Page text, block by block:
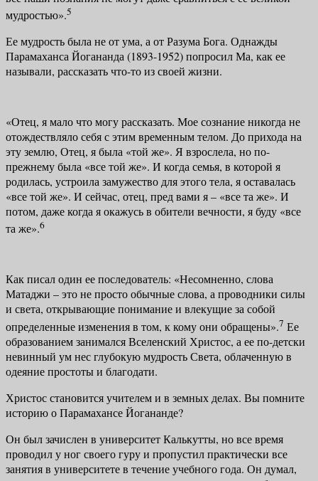
мудростью».5
Ее мудрость была не от ума, а от Разума Бога. Однажды
Парамаханса Йогананда (1893-1952) попросил Ма, как ее
называли, рассказать что-то из своей жизни.
«Отец, я мало что могу рассказать. Мое сознание никогда не
отождествляло себя с этим временным телом. До прихода на
эту землю, Отец, я была «той же». Я взрослела, но по-
прежнему была «все той же». И когда семья, в которой я
родилась, устроила за­мужество для этого тела, я оставалась
«все той же». И сейчас, отец, пред вами я – «все та же». И
потом, даже когда я окажусь в обители вечности, я буду «все
та же».6
Как писал один ее последователь: «Несомненно, слова
Матаджи – это не просто обычные слова, а проводники силы
и света, открывающие пони­мание и влекущие за собой
определенные изменения в том, к кому они об­ращены».7 Ее
образованием занимался Вселенский Христос, а ее по-детски
невинный ум нес глубокую мудрость Света, облаченную в
одеяние просто­ты и благодати.
Христос становится учителем и в земных делах. Вы помните
историю о Парамахансе Йогананде?
Он был зачислен в университет Калькутты, но все время
проводил у ног своего гуру и пропустил практически все
занятия в университете в течение учебного года. Он думал,